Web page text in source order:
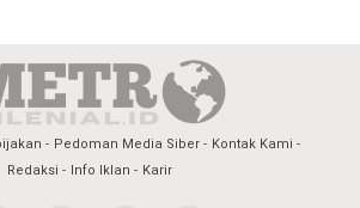
Pedoman Media Siber
Kontak Kami
Redaksi
Info Iklan Karir